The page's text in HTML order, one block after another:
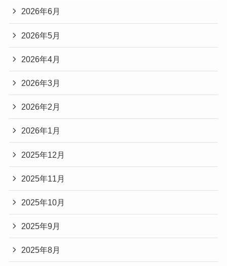
2026年6月
2026年5月
2026年4月
2026年3月
2026年2月
2026年1月
2025年12月
2025年11月
2025年10月
2025年9月
2025年8月